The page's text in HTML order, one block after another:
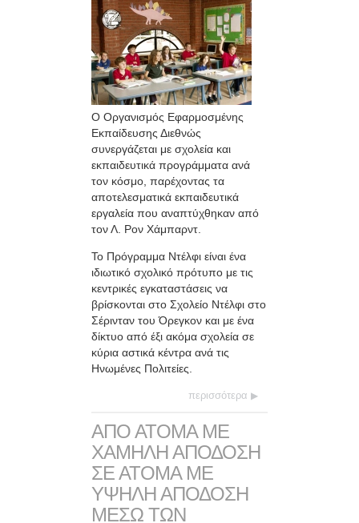
Ο Οργανισμός Εφαρμοσμένης
Εκπαίδευσης Διεθνώς
συνεργάζεται με σχολεία και
εκπαιδευτικά προγράμματα ανά
τον κόσμο, παρέχοντας τα
αποτελεσματικά εκπαιδευτικά
εργαλεία που αναπτύχθηκαν από
τον Λ. Ρον Χάμπαρντ.
Το Πρόγραμμα Ντέλφι είναι ένα
ιδιωτικό σχολικό πρότυπο με τις
κεντρικές εγκαταστάσεις να
βρίσκονται στο Σχολείο Ντέλφι στο
Σέρινταν του Όρεγκον και με ένα
δίκτυο από έξι ακόμα σχολεία σε
κύρια αστικά κέντρα ανά τις
Ηνωμένες Πολιτείες.
περισσότερα
ΑΠΟ ΑΤΟΜΑ ΜΕ
ΧΑΜΗΛΗ ΑΠΟΔΟΣΗ
ΣΕ ΑΤΟΜΑ ΜΕ
ΥΨΗΛΗ ΑΠΟΔΟΣΗ
ΜΕΣΩ ΤΩΝ